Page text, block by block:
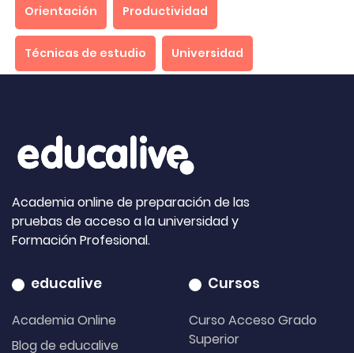
Orientación Productividad
Técnicas de estudio Universidad
Academia online de preparación de las
pruebas de acceso a la universidad y
Formación Profesional.
educalive
Academia Online
Blog de educalive
Cursos
Curso Acceso Grado
Superior